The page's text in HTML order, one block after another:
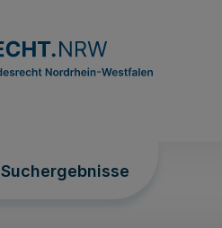
Suchergebnisse